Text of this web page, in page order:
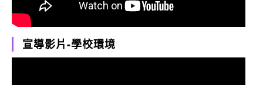
宣導影片-學校環境